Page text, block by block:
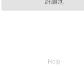
Help